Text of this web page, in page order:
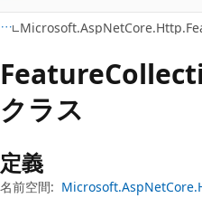
プ
ス
キ
プ
Feature
クラス
定義
名前空間: